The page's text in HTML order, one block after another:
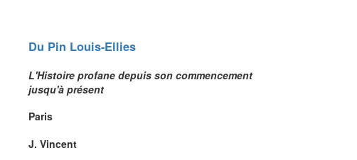
Du Pin Louis-Ellies
L'Histoire profane depuis son commencement
jusqu'à présent
Paris
J. Vincent